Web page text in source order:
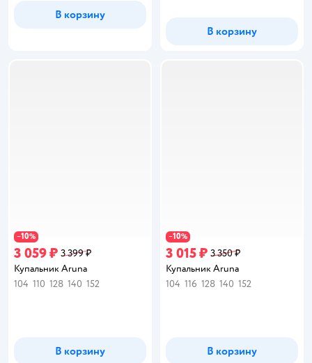
В корзину
В корзину
−10%
3 059 ₽ 3 399 ₽
Купальник Aruna
104 110 128 140 152
В корзину
−10%
3 015 ₽ 3 350 ₽
Купальник Aruna
104 116 128 140 152
В корзину